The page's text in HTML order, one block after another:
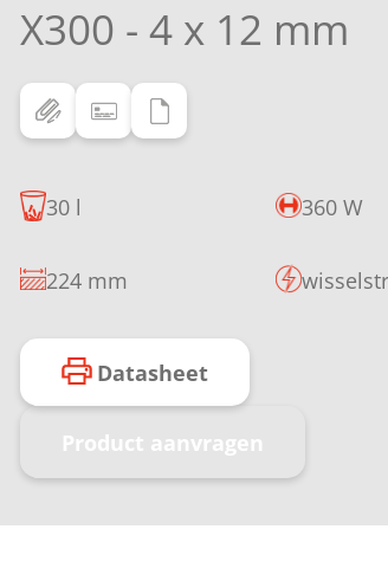
X300 - 4 x 12 mm
30 l 360 W
224 mm
Datasheet
Product aanvragen